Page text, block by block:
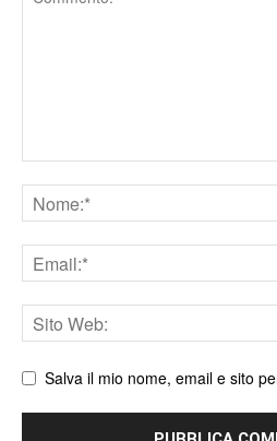
Nome
Email
Sito
web
Salva il mio nome, email e sito